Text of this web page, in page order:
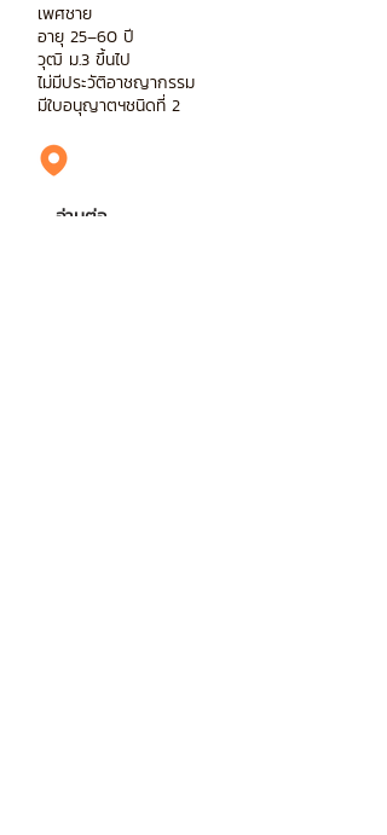
เพศชาย
อายุ 25–60 ปี
วุฒิ ม.3 ขึ้นไป
ไม่มีประวัติอาชญากรรม
มีใบอนุญาตฯชนิดที่ 2
อ่านต่อ